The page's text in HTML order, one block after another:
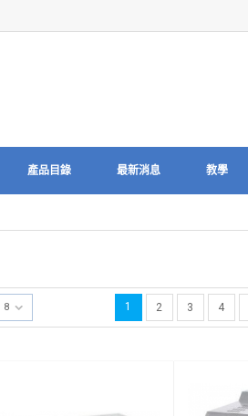
產品目錄 最新消息 教學
8 1 2 3 4